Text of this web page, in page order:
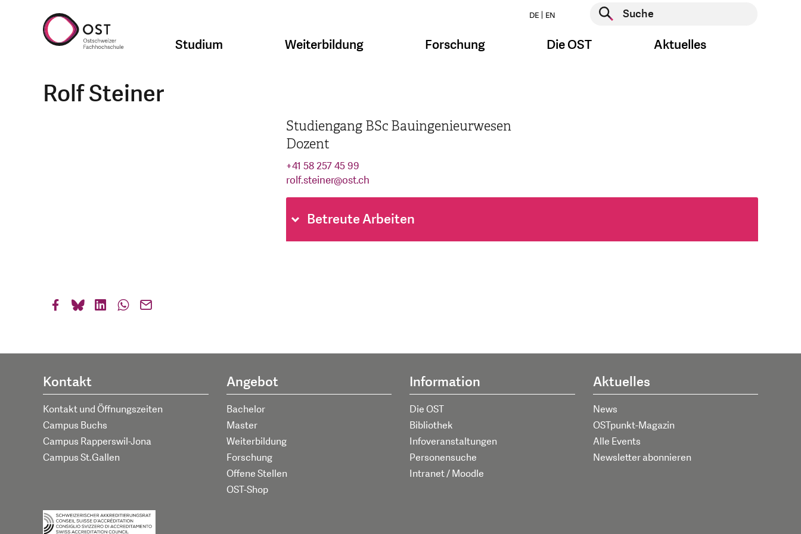
DE EN
Suche starten
Studium Weiterbildung Forschung Die OST Aktuelles
Rolf Steiner
Studiengang BSc Bauingenieurwesen
Dozent
+41 58 257 45 99
rolf.steiner@ost.ch
Betreute Arbeiten
Kontakt
Kontakt und Öffnungszeiten
Campus Buchs
Campus Rapperswil-Jona
Campus St.Gallen
Angebot
Bachelor
Master
Weiterbildung
Forschung
Offene Stellen
OST-Shop
Information
Die OST
Bibliothek
Infoveranstaltungen
Personensuche
Intranet / Moodle
Aktuelles
News
OSTpunkt-Magazin
Alle Events
Newsletter abonnieren